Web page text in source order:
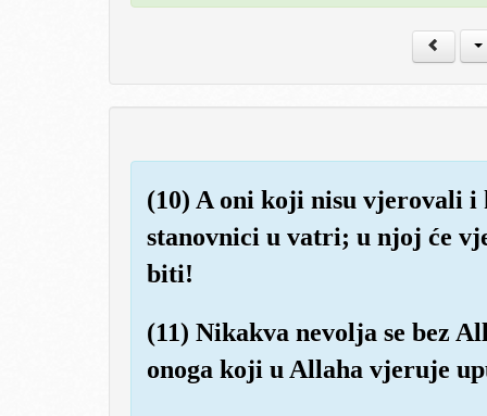
(10) A oni koji nisu vjerovali i
stanovnici u vatri; u njoj će
biti!
(11) Nikakva nevolja se bez
onoga koji u Allaha vjeruje